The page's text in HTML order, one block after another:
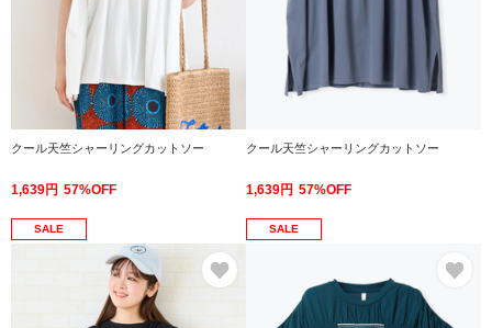
クール天竺シャーリングカットソー
1,639円 57%OFF
クール天竺シャーリングカットソー
1,639円 57%OFF
SALE SALE